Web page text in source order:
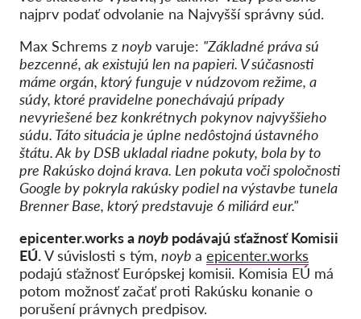
najprv podať odvolanie na Najvyšší správny súd.
Max Schrems z noyb varuje: "Základné práva sú
bezcenné, ak existujú len na papieri. V súčasnosti
máme orgán, ktorý funguje v núdzovom režime, a
súdy, ktoré pravidelne ponechávajú prípady
nevyriešené bez konkrétnych pokynov najvyššieho
súdu. Táto situácia je úplne nedôstojná ústavného
štátu. Ak by DSB ukladal riadne pokuty, bola by to
pre Rakúsko dojná krava. Len pokuta voči spoločnosti
Google by pokryla rakúsky podiel na výstavbe tunela
Brenner Base, ktorý predstavuje 6 miliárd eur."
epicenter.works anoyb podávajú sťažnosť Komisii
EÚ.V súvislosti s tým, noyb a epicenter.works
podajú sťažnosť Európskej komisii. Komisia EÚ má
potom možnosť začať proti Rakúsku konanie o
porušení právnych predpisov.